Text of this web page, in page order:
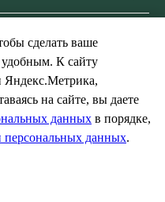
сделать ваше
К cайту
Яндекс.Метрика,
на сайте, вы даете
данных в порядке,
персональных данных.